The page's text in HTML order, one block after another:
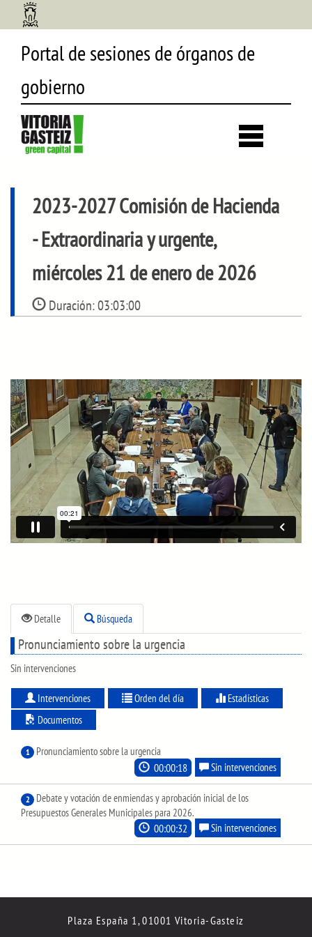
Portal de sesiones de órganos de
gobierno
2023-2027 Comisión de Hacienda
- Extraordinaria y urgente,
miércoles 21 de enero de 2026
Duración:03:03:00
Detalle Búsqueda
Pronunciamiento sobre la urgencia
Sin intervenciones
Intervenciones Orden del día
Estadísticas
Documentos
1 Pronunciamiento sobre la urgencia
00:00:18 Sin intervenciones
2
Debate y votación de enmiendas y aprobación inicial de los
Presupuestos Generales Municipales para 2026.
00:00:32 Sin intervenciones
Plaza España 1, 01001 Vitoria-Gasteiz